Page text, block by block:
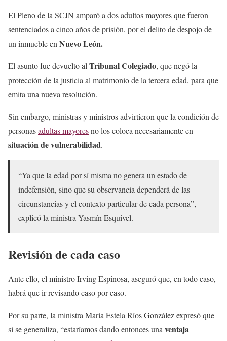
El Pleno de la SCJN amparó a dos adultos mayores que fueron
sentenciados a cinco años de prisión, por el delito de despojo de
un inmueble en Nuevo León.
El asunto fue devuelto al Tribunal Colegiado, que negó la
protección de la justicia al matrimonio de la tercera edad, para que
emita una nueva resolución.
Sin embargo, ministras y ministros advirtieron que la condición de
personasadultas mayoresno los coloca necesariamente en
situación de vulnerabilidad.
“Ya que la edad por sí misma no genera un estado de
indefensión, sino que su observancia dependerá de las
circunstancias y el contexto particular de cada persona”,
explicó la ministra Yasmín Esquivel.
Revisión de cada caso
Ante ello, el ministro Irving Espinosa, aseguró que, en todo caso,
habrá que ir revisando caso por caso.
Por su parte, la ministra María Estela Ríos González expresó que
si se generaliza, “estaríamos dando entonces una ventaja